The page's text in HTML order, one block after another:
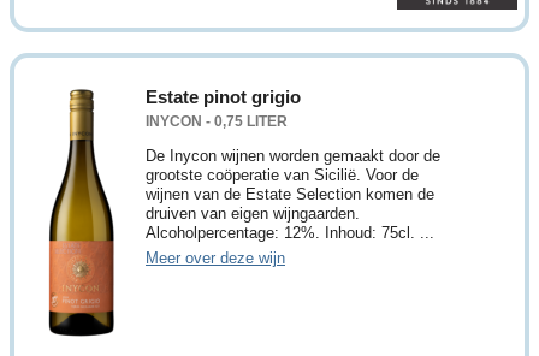
Estate pinot grigio
INYCON - 0,75 LITER
De Inycon wijnen worden gemaakt door de
grootste coöperatie van Sicilië. Voor de
wijnen van de Estate Selection komen de
druiven van eigen wijngaarden.
Alcoholpercentage: 12%. Inhoud: 75cl. ...
Meer over deze wijn